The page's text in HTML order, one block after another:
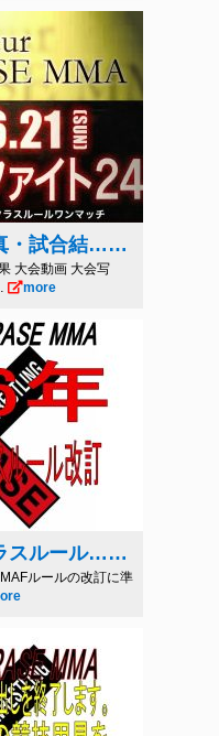
・試合結……
大会動画 大会写
more
スルール……
ルールの改訂に準